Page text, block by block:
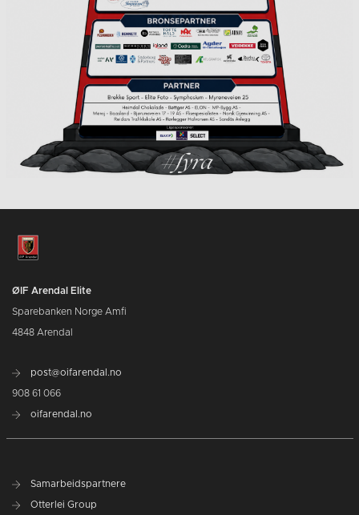
ØIF Arendal Elite
Sparebanken Norge Amfi
4848 Arendal
post@oifarendal.no
908 61 066
oifarendal.no
Samarbeidspartnere
Otterlei Group